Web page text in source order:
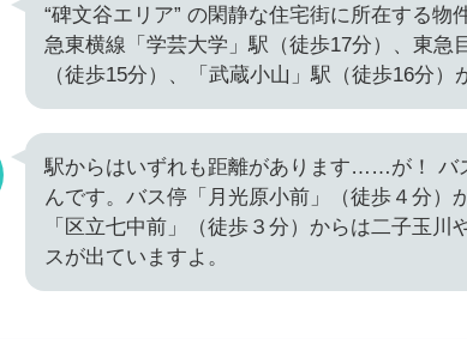
“碑文谷エリア” の閑静な住宅街に所在する物
急東横線「学芸大学」駅（徒歩17分）、東急
（徒歩15分）、「武蔵小山」駅（徒歩16分）
駅からはいずれも距離があります……が！ バ
んです。バス停「月光原小前」（徒歩４分）
「区立七中前」（徒歩３分）からは二子玉川
スが出ていますよ。